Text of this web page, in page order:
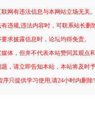
网有违法信息与本网站立场无关
违规,违法内容时，可联系站长删
求披露信息时，论坛均得免责。
体，但并不代表本站赞同其观点
，请立即告知本站，本站将及时
序只提供学习使用,请24小时内删